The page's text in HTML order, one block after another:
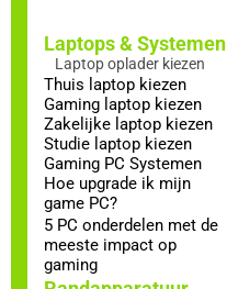
Laptops & Systemen
Laptop oplader kiezen
Thuis laptop kiezen
Gaming laptop kiezen
Zakelijke laptop kiezen
Studie laptop kiezen
Gaming PC Systemen
Hoe upgrade ik mijn
game PC?
5 PC onderdelen met de
meeste impact op
gaming